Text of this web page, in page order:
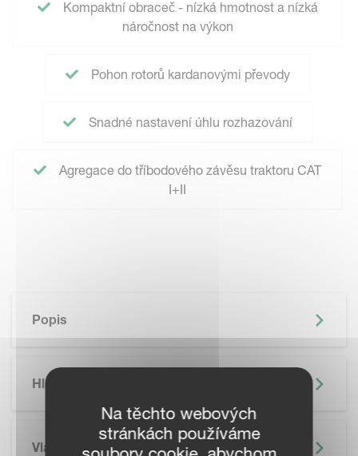
Kompaktní obraceč - nízká hmotnost a nízká
náročnost na výkon
Pohon rotorů kardanovými převody
Snadné nastavení úhlu rozhazování
Agregace do tříbodového závěsu traktoru CAT
I+II
Popis
Hlavní Výhody
Vlastnosti
Na těchto webových
stránkách používáme